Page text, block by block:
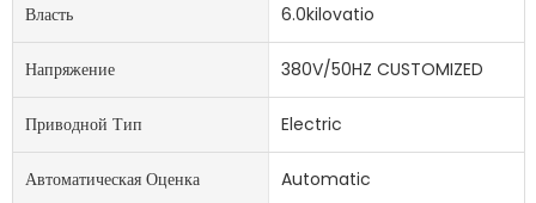
Власть 6.0kilovatio
Напряжение 380V/50HZ CUSTOMIZED
Приводной Тип Electric
Автоматическая Оценка Automatic